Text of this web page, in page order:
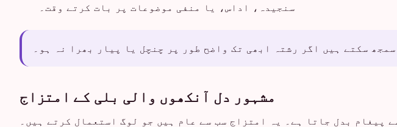
سنجیدہ، اداس، یا منفی موضوعات پر بات کرتے وقت۔
سکتے ہیں اگر رشتہ ابھی تک واضح طور پر چنچل یا پیار بھرا نہ ہو۔
مشہور دل آنکھوں والی بلی کے امتزاج
پیغام بدل جاتا ہے۔ یہ امتزاج سب سے عام ہیں جو لوگ استعمال کرتے ہیں۔